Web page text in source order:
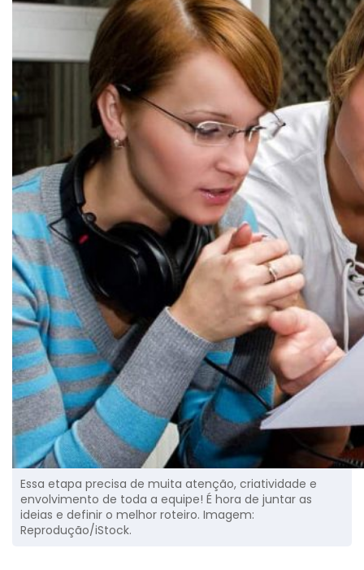
Essa etapa precisa de muita atenção, criatividade e
envolvimento de toda a equipe! É hora de juntar as
ideias e definir o melhor roteiro. Imagem:
Reprodução/iStock.